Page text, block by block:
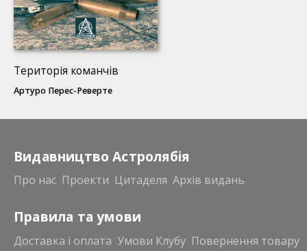
Територія команчів
Артуро Перес-Реверте
Видавництво Астролябія
Про нас Проекти Цитаделя Архів видань
Правила та умови
Доставка і оплата Умови Клубу Повернення товару